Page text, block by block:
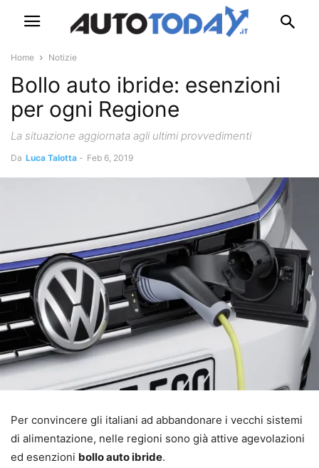
Home Notizie
Bollo auto ibride: esenzioni
per ogni Regione
La situazione aggiornata agli ultimi provvedimenti
Da Luca Talotta - Feb 6, 2019
Per convincere gli italiani ad abbandonare i vecchi sistemi
di alimentazione, nelle regioni sono già attive agevolazioni
ed esenzioni bollo auto ibride.